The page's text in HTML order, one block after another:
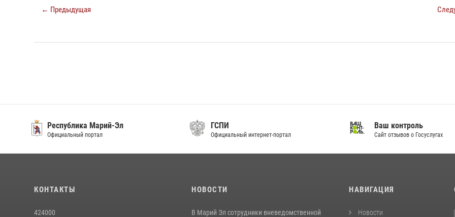
← Предыдущая
Республика Марий-Эл
Официальный портал
ГСПИ
Официальный интернет-портал
Ваш контроль
Сайт отзывов о Госуслугах
КОНТАКТЫ
424000
НОВОСТИ
В Марий Эл сотрудники вневедомственной
НАВИГАЦИЯ
Новости